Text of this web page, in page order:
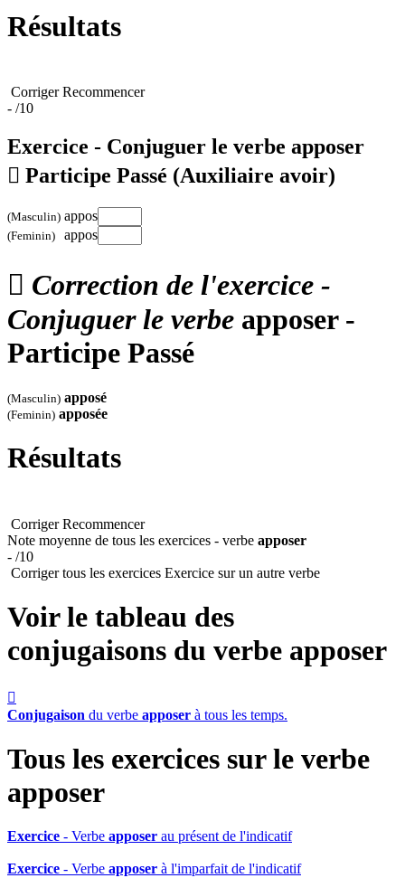
Résultats
CorrigerRecommencer
- /10
Exercice - Conjuguer le verbe apposer
 Participe Passé (Auxiliaire avoir)
(Masculin) appos
(Feminin) appos
 Correction de l'exercice -
Conjuguer le verbe apposer -
Participe Passé
(Masculin) apposé
(Feminin) apposée
Résultats
CorrigerRecommencer
Note moyenne de tous les exercices - verbe apposer
- /10
Corriger tous les exercices Exercice sur un autre verbe
Voir le tableau des
conjugaisons du verbe apposer

Conjugaison du verbe apposer à tous les temps.
Tous les exercices sur le verbe
apposer
Exercice - Verbe apposer au présent de l'indicatif
Exercice - Verbe apposer à l'imparfait de l'indicatif